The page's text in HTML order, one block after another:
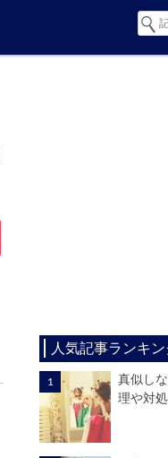
人気記事ランキン
真似し
理や対